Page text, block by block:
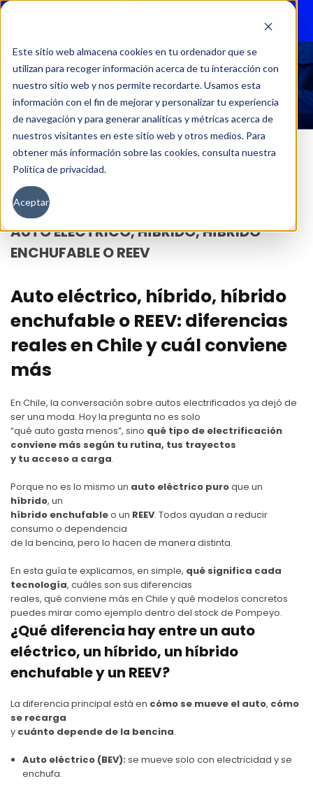
Este sitio web almacena cookies en tu ordenador que se
utilizan para recoger información acerca de tu interacción con
nuestro sitio web y nos permite recordarte. Usamos esta
información con el fin de mejorar y personalizar tu experiencia
de navegación y para generar analíticas y métricas acerca de
nuestros visitantes en este sitio web y otros medios. Para
obtener más información sobre las cookies, consulta nuestra
Política de privacidad.
Aceptar
NOTICIAS
08
ABR
AUTO ELÉCTRICO, HÍBRIDO, HÍBRIDO
ENCHUFABLE O REEV
Auto eléctrico, híbrido, híbrido
enchufable o REEV: diferencias
reales en Chile y cuál conviene
más
En Chile, la conversación sobre autos electrificados ya dejó de
ser una moda. Hoy la pregunta no es solo
“qué auto gasta menos”, sino qué tipo de electrificación
conviene más según tu rutina, tus trayectos
y tu acceso a carga.
Porque no es lo mismo un auto eléctrico puroque un
híbrido, un
híbrido enchufableo un REEV. Todos ayudan a reducir
consumo o dependencia
de la bencina, pero lo hacen de manera distinta.
En esta guía te explicamos, en simple, qué significa cada
tecnología, cuáles son sus diferencias
reales, qué conviene más en Chile y qué modelos concretos
puedes mirar como ejemplo dentro del stock de Pompeyo.
¿Qué diferencia hay entre un auto
eléctrico, un híbrido, un híbrido
enchufable y un REEV?
La diferencia principal está en cómo se mueve el auto, cómo
se recarga
y cuánto depende de la bencina.
Auto eléctrico (BEV):se mueve solo con electricidad y se
enchufa.